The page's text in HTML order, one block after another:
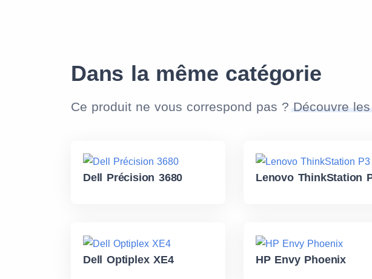
Dans la même catégorie
Ce produit ne vous correspond pas ?Découvre
Dell Précision 3680 Lenovo ThinkStation
Dell Optiplex XE4 HP Envy Phoenix